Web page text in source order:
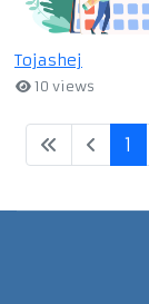
Tojashej
10 views
1